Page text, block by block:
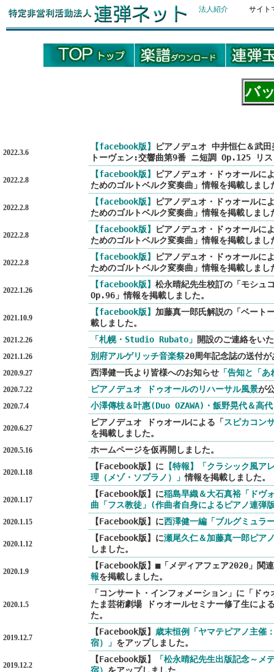
法人紹介 サイト
バ
2022.3.6
【facebook版】
ピアノデュオ 中井恒仁＆武
トーヴェン:交響曲第9番 ニ短調 Op.125 リ
2022.2.8
【facebook版】
ピアノデュオ・ドゥオール
ためのゴルトベルク変奏曲」情報を掲載しまし
2022.2.8
【facebook版】
ピアノデュオ・ドゥオール
ためのゴルトベルク変奏曲」情報を掲載しまし
2022.2.8
【facebook版】
ピアノデュオ・ドゥオール
ためのゴルトベルク変奏曲」情報を掲載しまし
2022.2.8
【facebook版】
ピアノデュオ・ドゥオール
ためのゴルトベルク変奏曲」情報を掲載しまし
2022.1.26
【facebook版】 松永晴紀先生校訂の「モシュ
Op.96」情報を掲載しました。
2021.10.9
【facebook版】 加藤真一郎氏解説の「ベー
載しました。
2021.2.26 「札幌・Studio Rubato」 開設のご連絡をい
2021.1.26 別府アルゲリッチ音楽祭20周年記念誌の送付
2020.9.27 西澤健一氏より皆様へのお知らせ 「告知と「
2020.7.22 ピアノデュオ ドゥオールのリハーサル風景が
2020.7.4 小澤傳枝＆叶惠(Duo OZAWA)・飯野晃代＆高
2020.6.27
ピアノデュオ ドゥオールによる「スピカコン
を掲載しました。
2020.5.16 ホームページを仮再開しました。
2020.1.18
【Facebook版】に 【特報】「クラシック風
理（メゾ・ソプラノ）」情報を掲載しました。
2020.1.17
【Facebook版】に稲島早織＆大石真裕「ドヴ
曲「フス教徒」(作曲者自身によるピアノ連弾
2020.1.15 【Facebook版】に西澤健一編「ブルグミュラ
2020.1.12
【Facebook版】に瀬尾久仁＆加藤真一郎ピア
しました。
2020.1.9
【Facebook版】■「メディアフェア2020」関
報を掲載しました。
2020.1.5
「コンサート・インフォメーション」に「ド
たま芸術劇場 ドゥオールセミナー修了生に
た。
2019.12.7
【Facebook版】 歳末恒例「ヤマテピアノ主
宿）」 をアップしました。
2019.12.2
【Facebook版】
「松永晴紀先生出版記念～